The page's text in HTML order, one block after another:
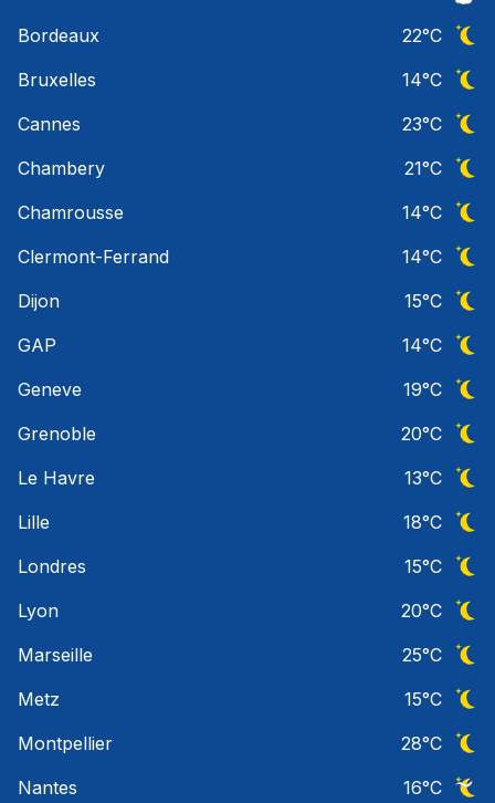
Bordeaux
22°C
Bruxelles
14°C
Cannes
23°C
Chambery
21°C
Chamrousse
14°C
Clermont-Ferrand
14°C
Dijon
15°C
GAP
14°C
Geneve
19°C
Grenoble
20°C
Le Havre
13°C
Lille
18°C
Londres
15°C
Lyon
20°C
Marseille
25°C
Metz
15°C
Montpellier
28°C
Nantes
16°C